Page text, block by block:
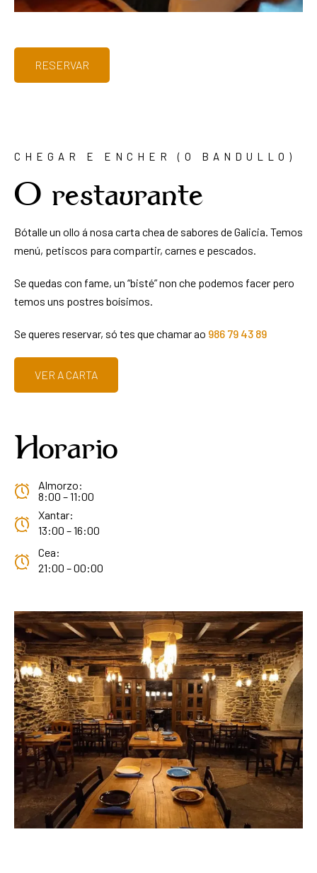
RESERVAR
CHEGAR E ENCHER (O BANDULLO)
O restaurante
Bótalle un ollo á nosa carta chea de sabores de Galicia. Temos
menú, petiscos para compartir, carnes e pescados.
Se quedas con fame, un “bisté” non che podemos facer pero
temos uns postres boísimos.
Se queres reservar, só tes que chamar ao 986 79 43 89
VER A CARTA
Horario
Almorzo:
8:00 – 11:00
Xantar:
13:00 – 16:00
Cea:
21:00 – 00:00